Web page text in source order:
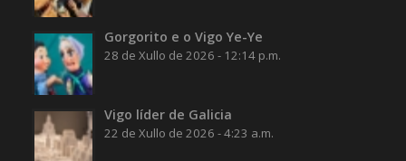
Gorgorito e o Vigo Ye-Ye
28 de Xullo de 2026 - 12:14 p.m.
Vigo líder de Galicia
22 de Xullo de 2026 - 4:23 a.m.